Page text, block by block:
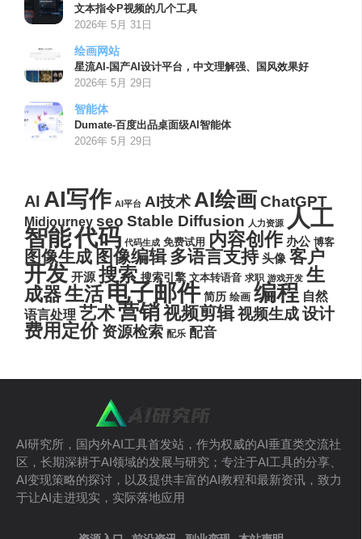
文本指令P视频的几个工具
2026年 5月 31日
绘画网站
星流AI-国产AI设计平台，中文理解强、国风效果好
2026年 5月 29日
智能体
Dumate-百度出品桌面级AI智能体
2026年 5月 29日
AI AI写作 AI平台 AI技术AI绘画ChatGPT
Midjourney seo Stable Diffusion 人力资源 人工
智能代码 代码生成 免费试用 内容创作 办公 博客
图像生成 图像编辑 多语言支持 头像 客户
开发 开源 搜索 搜索引擎 文本转语音 求职 游戏开发 生
成器生活电子邮件 简历 绘画 编程 自然
语言处理 艺术营销视频剪辑视频生成设计
费用定价 资源检索 配乐 配音
AI研究所，国内外AI工具首发站，作为权威的AI垂直类交流社
区，长期深耕于AI领域的发展与研究；专注于AI工具的分享、
AI变现策略的探讨，以及提供丰富的AI教程和最新资讯，致力
于让AI走进现实，实际落地应用